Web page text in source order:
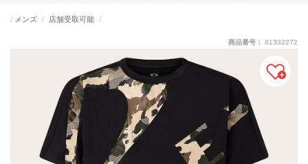
メンズ 店舗受取可能
商品番号： 81332272